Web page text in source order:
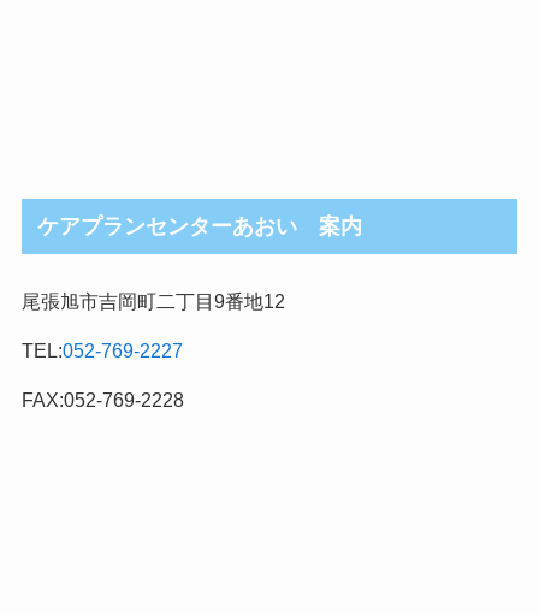
ケアプランセンターあおい 案内
尾張旭市吉岡町二丁目9番地12
TEL:052-769-2227
FAX:052-769-2228